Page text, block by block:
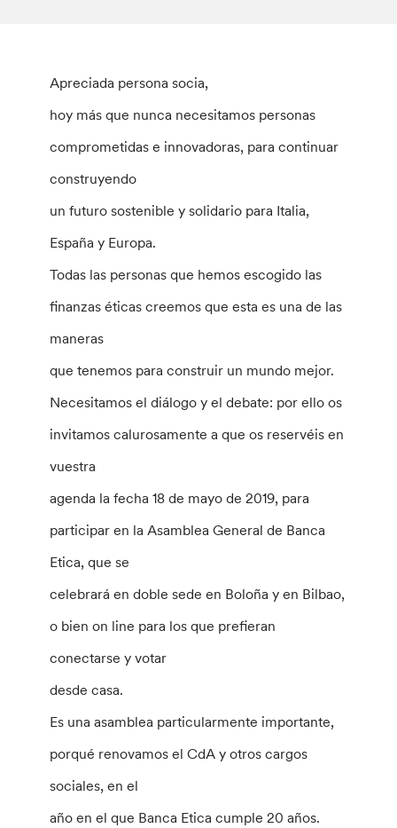
Apreciada persona socia,
hoy más que nunca necesitamos personas
comprometidas e innovadoras, para continuar
construyendo
un futuro sostenible y solidario para Italia,
España y Europa.
Todas las personas que hemos escogido las
finanzas éticas creemos que esta es una de las
maneras
que tenemos para construir un mundo mejor.
Necesitamos el diálogo y el debate: por ello os
invitamos calurosamente a que os reservéis en
vuestra
agenda la fecha 18 de mayo de 2019, para
participar en la Asamblea General de Banca
Etica, que se
celebrará en doble sede en Boloña y en Bilbao,
o bien on line para los que prefieran
conectarse y votar
desde casa.
Es una asamblea particularmente importante,
porqué renovamos el CdA y otros cargos
sociales, en el
año en el que Banca Etica cumple 20 años.